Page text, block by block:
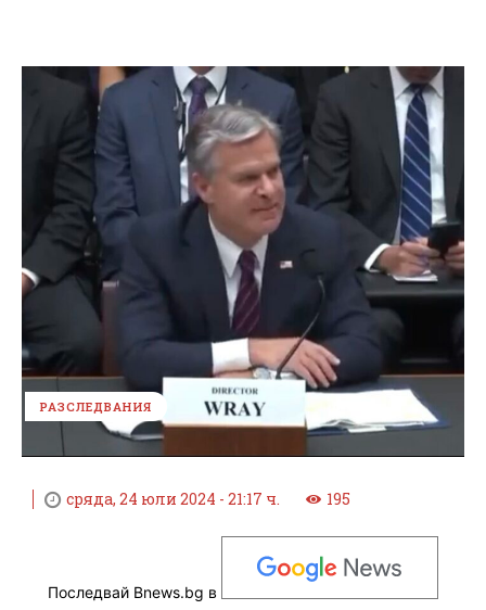
РАЗСЛЕДВАНИЯ
сряда, 24 юли 2024 - 21:17 ч. 195
Последвай Bnews.bg в